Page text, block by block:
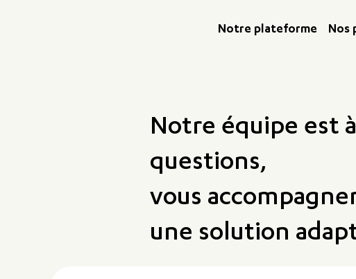
Notre plateforme Nos
Notre équipe est
questions,
vous
une solution